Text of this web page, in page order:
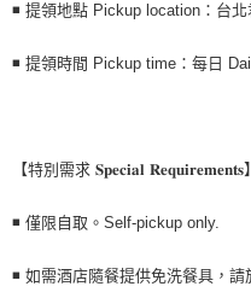
◾ 提領地點 Pickup location：台
◾ 提領時間 Pickup time：每日
【特別需求 𝐒𝐩𝐞𝐜𝐢𝐚𝐥 𝐑𝐞𝐪𝐮𝐢𝐫𝐞𝐦𝐞𝐧𝐭𝐬】
◾ 僅限自取。Self-pickup only.
◾ 如需酒店隨餐提供免洗餐具，